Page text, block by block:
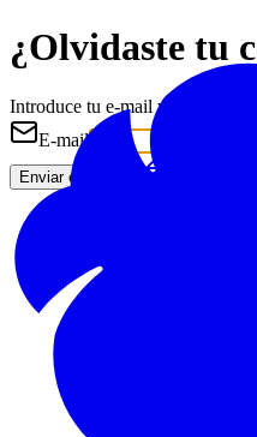
¿Olvidaste tu
Introduce tu e-mail y te
E-mail
Enviar el enlace